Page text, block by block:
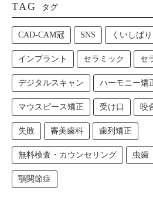
TAG タグ
CAD-CAM冠 SNS くいしばり
インプラント セラミック セ
デジタルスキャン ハーモニー矯
マウスピース矯正 受け口 咬
失敗 審美歯科 歯列矯正
無料検査・カウンセリング 虫歯
顎関節症